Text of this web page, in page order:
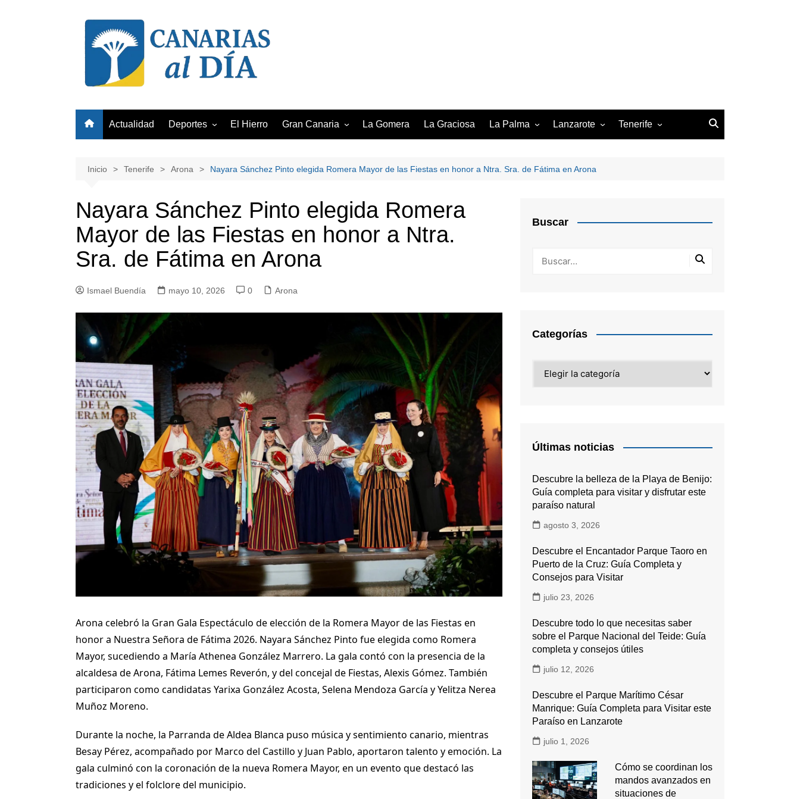
Actualidad Deportes
Unión Deportiva Las Palmas
El Hierro Gran Canaria
Maspalomas
Telde
La Gomera La Graciosa La Palma Lanzarote Tenerife
Inicio Tenerife Arona Nayara Sánchez Pinto elegida Romera Mayor de las Fiestas en honor a Ntra. Sra. de Fátima en Arona
Nayara Sánchez Pinto elegida Romera
Mayor de las Fiestas en honor a Ntra.
Sra. de Fátima en Arona
Ismael Buendía mayo 10, 2026 0 Arona
Arona celebró la Gran Gala Espectáculo de elección de la Romera Mayor de las Fiestas en
honor a Nuestra Señora de Fátima 2026. Nayara Sánchez Pinto fue elegida como Romera
Mayor, sucediendo a María Athenea González Marrero. La gala contó con la presencia de la
alcaldesa de Arona, Fátima Lemes Reverón, y del concejal de Fiestas, Alexis Gómez. También
participaron como candidatas Yarixa González Acosta, Selena Mendoza García y Yelitza Nerea
Muñoz Moreno.
Durante la noche, la Parranda de Aldea Blanca puso música y sentimiento canario, mientras
Besay Pérez, acompañado por Marco del Castillo y Juan Pablo, aportaron talento y emoción. La
gala culminó con la coronación de la nueva Romera Mayor, en un evento que destacó las
tradiciones y el folclore del municipio.
Buscar
Categorías
Últimas noticias
Descubre la belleza de la Playa de Benijo:
Guía completa para visitar y disfrutar este
paraíso natural
agosto 3, 2026
Descubre el Encantador Parque Taoro en
Puerto de la Cruz: Guía Completa y
Consejos para Visitar
julio 23, 2026
Descubre todo lo que necesitas saber
sobre el Parque Nacional del Teide: Guía
completa y consejos útiles
julio 12, 2026
Descubre el Parque Marítimo César
Manrique: Guía Completa para Visitar este
Paraíso en Lanzarote
julio 1, 2026
Cómo se coordinan los
mandos avanzados en
situaciones de